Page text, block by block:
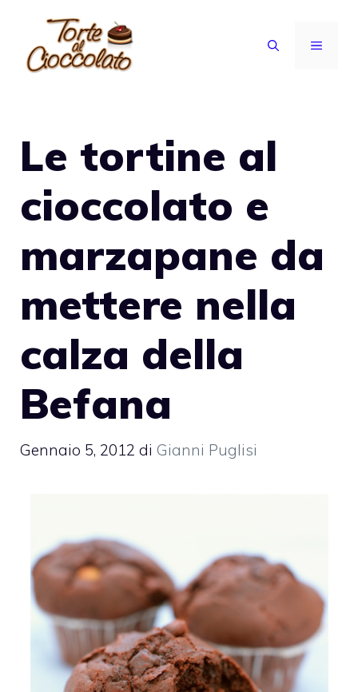
contenuto
MENU
Le tortine al
cioccolato e
marzapane da
mettere nella
calza della
Befana
Gennaio 5, 2012 di Gianni Puglisi